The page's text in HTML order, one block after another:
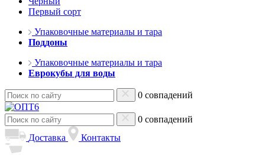
Первый сорт
Упаковочные материалы и тара
Поддоны
Упаковочные материалы и тара
Еврокубы для воды
0 совпадений
0 совпадений
Доставка
Контакты